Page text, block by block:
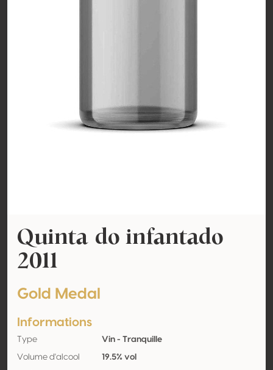
Quinta do infantado
2011
Gold Medal
Informations
Type Vin - Tranquille
Volume d'alcool 19.5% vol